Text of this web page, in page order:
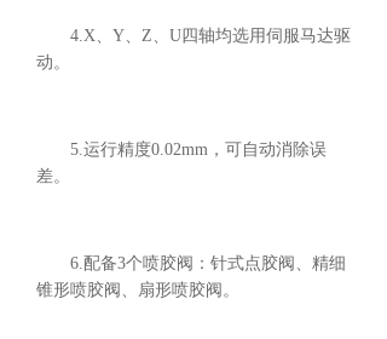
4.X、Y、Z、U四轴均选用伺服马达驱
动。
5.运行精度0.02mm，可自动消除误
差。
6.配备3个喷胶阀：针式点胶阀、精细
锥形喷胶阀、扇形喷胶阀。